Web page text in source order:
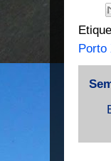
Porto